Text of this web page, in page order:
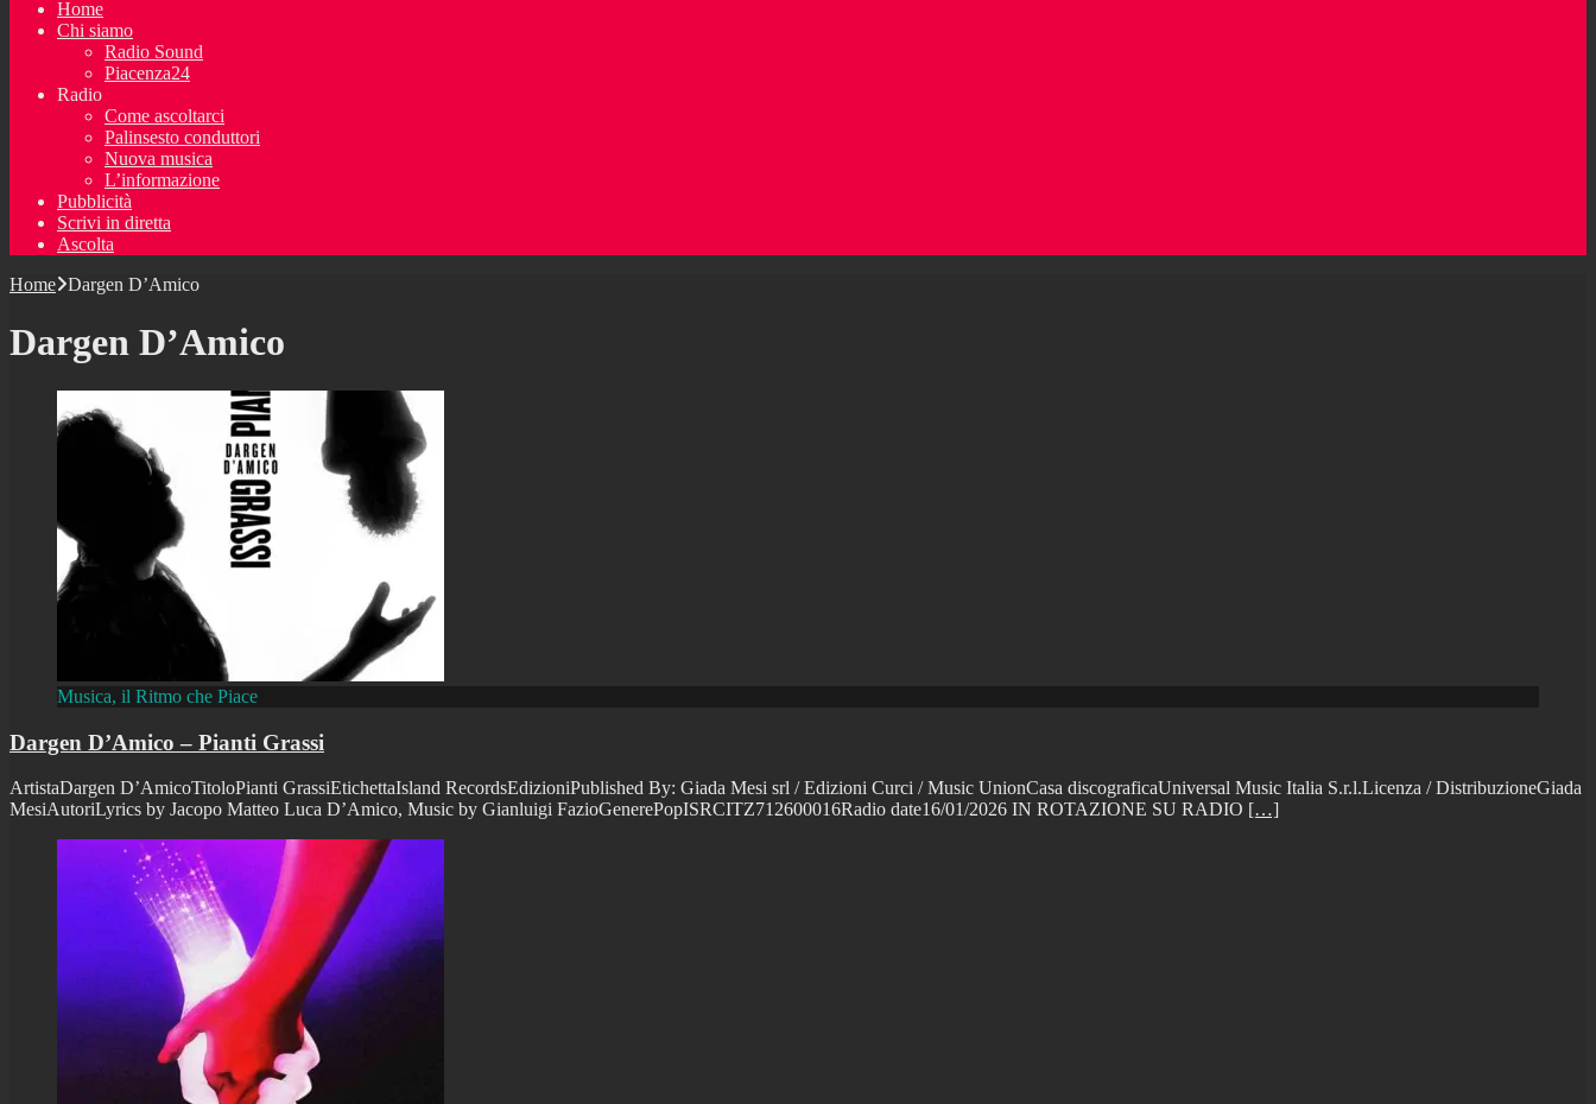
Home
Chi siamo
Radio Sound
Piacenza24
Radio
Come ascoltarci
Palinsesto conduttori
Nuova musica
L’informazione
Pubblicità
Scrivi in diretta
Ascolta
Home Dargen D’Amico
Dargen D’Amico
Musica, il Ritmo che Piace
Dargen D’Amico – Pianti Grassi
ArtistaDargen D’AmicoTitoloPianti GrassiEtichettaIsland RecordsEdizioniPublished By: Giada Mesi srl / Edizioni Curci / Music UnionCasa discograficaUniversal Music Italia S.r.l.Licenza / DistribuzioneGiada
MesiAutoriLyrics by Jacopo Matteo Luca D’Amico, Music by Gianluigi FazioGenerePopISRCITZ712600016Radio date16/01/2026 IN ROTAZIONE SU RADIO […]